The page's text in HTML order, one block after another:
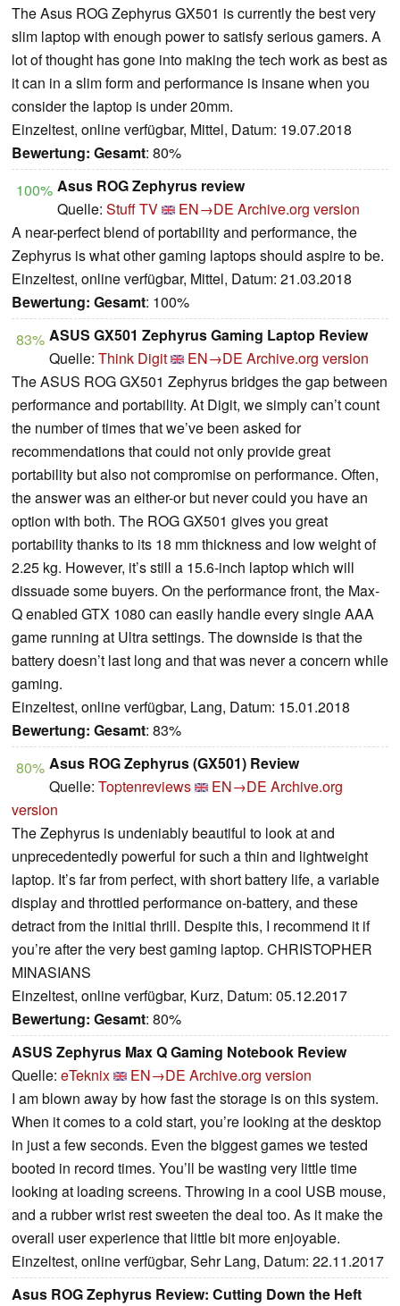
The Asus ROG Zephyrus GX501 is currently the best very
slim laptop with enough power to satisfy serious gamers. A
lot of thought has gone into making the tech work as best as
it can in a slim form and performance is insane when you
consider the laptop is under 20mm.
Einzeltest, online verfügbar, Mittel, Datum: 19.07.2018
Bewertung: Gesamt: 80%
100% Asus ROG Zephyrus review
Quelle: Stuff TV EN→DE Archive.org version
A near-perfect blend of portability and performance, the
Zephyrus is what other gaming laptops should aspire to be.
Einzeltest, online verfügbar, Mittel, Datum: 21.03.2018
Bewertung: Gesamt: 100%
83% ASUS GX501 Zephyrus Gaming Laptop Review
Quelle: Think Digit EN→DE Archive.org version
The ASUS ROG GX501 Zephyrus bridges the gap between
performance and portability. At Digit, we simply can’t count
the number of times that we’ve been asked for
recommendations that could not only provide great
portability but also not compromise on performance. Often,
the answer was an either-or but never could you have an
option with both. The ROG GX501 gives you great
portability thanks to its 18 mm thickness and low weight of
2.25 kg. However, it’s still a 15.6-inch laptop which will
dissuade some buyers. On the performance front, the Max-
Q enabled GTX 1080 can easily handle every single AAA
game running at Ultra settings. The downside is that the
battery doesn’t last long and that was never a concern while
gaming.
Einzeltest, online verfügbar, Lang, Datum: 15.01.2018
Bewertung: Gesamt: 83%
80% Asus ROG Zephyrus (GX501) Review
Quelle: Toptenreviews EN→DE Archive.org
version
The Zephyrus is undeniably beautiful to look at and
unprecedentedly powerful for such a thin and lightweight
laptop. It’s far from perfect, with short battery life, a variable
display and throttled performance on-battery, and these
detract from the initial thrill. Despite this, I recommend it if
you’re after the very best gaming laptop. CHRISTOPHER
MINASIANS
Einzeltest, online verfügbar, Kurz, Datum: 05.12.2017
Bewertung: Gesamt: 80%
ASUS Zephyrus Max Q Gaming Notebook Review
Quelle: eTeknix EN→DE Archive.org version
I am blown away by how fast the storage is on this system.
When it comes to a cold start, you’re looking at the desktop
in just a few seconds. Even the biggest games we tested
booted in record times. You’ll be wasting very little time
looking at loading screens. Throwing in a cool USB mouse,
and a rubber wrist rest sweeten the deal too. As it make the
overall user experience that little bit more enjoyable.
Einzeltest, online verfügbar, Sehr Lang, Datum: 22.11.2017
Asus ROG Zephyrus Review: Cutting Down the Heft